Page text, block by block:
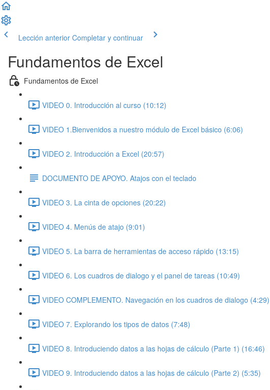
Lección anterior Completar y continuar
Fundamentos de Excel
Fundamentos de Excel
VIDEO 0. Introducción al curso (10:12)
VIDEO 1.Bienvenidos a nuestro módulo de Excel básico (6:06)
VIDEO 2. Introducción a Excel (20:57)
DOCUMENTO DE APOYO. Atajos con el teclado
VIDEO 3. La cinta de opciones (20:22)
VIDEO 4. Menús de atajo (9:01)
VIDEO 5. La barra de herramientas de acceso rápido (13:15)
VIDEO 6. Los cuadros de dialogo y el panel de tareas (10:49)
VIDEO COMPLEMENTO. Navegación en los cuadros de dialogo (4:29)
VIDEO 7. Explorando los tipos de datos (7:48)
VIDEO 8. Introduciendo datos a las hojas de cálculo (Parte 1) (16:46)
VIDEO 9. Introduciendo datos a las hojas de cálculo (Parte 2) (5:35)